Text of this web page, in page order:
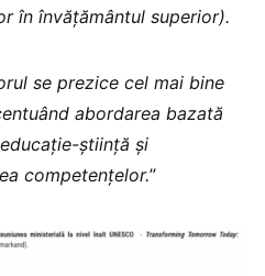
în învățământul superior).
se prezice cel mai bine
abordarea bazată
știință și
competențelor.”